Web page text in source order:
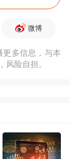
走。
件的调查
论，即“车
微博
更多信息，与本
风险自担。